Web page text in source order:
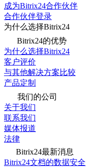
成为Bitrix24合作伙伴
合作伙伴登录
为什么选择Bitrix24
Bitrix24的优势
为什么选择Bitrix24
客户评价
与其他解决方案比较
产品定制
我们的公司
关于我们
联系我们
媒体报道
法律
Bitrix24最新消息
Bitrix24文档的数据安全